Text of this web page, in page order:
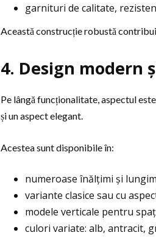
garnituri de calitate,
Această construcție robustă
4. Design modern
Pe lângă funcționalitate, aspectul
și un aspect elegant.
Acestea sunt disponibile în:
numeroase înălțimi și
variante clasice sau cu
modele verticale pentru
culori variate: alb, antracit,